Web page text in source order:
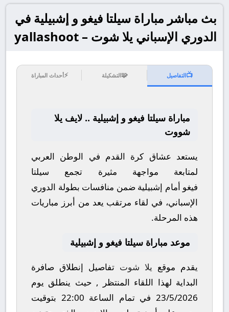
بث مباشر مباراة سيلتا فيغو و إشبيلية في
الدوري الإسباني يلا شوت – yallashoot
📺التفاصيل 🧩التشكيلة ⚡أحداث المباراة
مباراة سيلتا فيغو و إشبيلية .. لايف يلا
شووت
يستعد عشاق كرة القدم في الوطن العربي
لمتابعة مواجهة مثيرة تجمع سيلتا
فيغو أمام إشبيلية ضمن منافسات بطولة الدوري
الإسباني، في لقاء مرتقب يعد من أبرز مباريات
هذه المرحلة.
موعد مباراة سيلتا فيغو و إشبيلية
يقدم موقع يلا شوت تفاصيل إنطلاق صافرة
البداية لهذا اللقاء المنتظر , حيث ينطلق يوم
23/5/2026في تمام الساعة 22:00 بتوقيت